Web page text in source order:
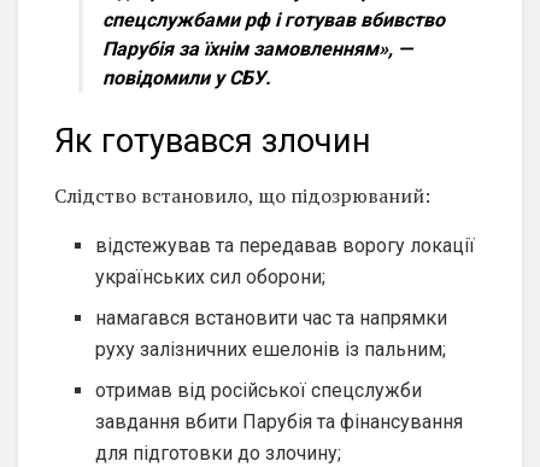
спецслужбами рф і готував вбивство
Парубія за їхнім замовленням», —
повідомили у СБУ.
Як готувався злочин
Слідство встановило, що підозрюваний:
відстежував та передавав ворогу локації
українських сил оборони;
намагався встановити час та напрямки
руху залізничних ешелонів із пальним;
отримав від російської спецслужби
завдання вбити Парубія та фінансування
для підготовки до злочину;